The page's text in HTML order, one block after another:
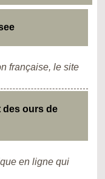
française, le site
des ours de
en ligne qui